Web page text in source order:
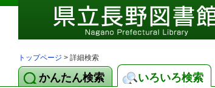
トップページ > 詳細検索
かんたん検索 いろいろ検索